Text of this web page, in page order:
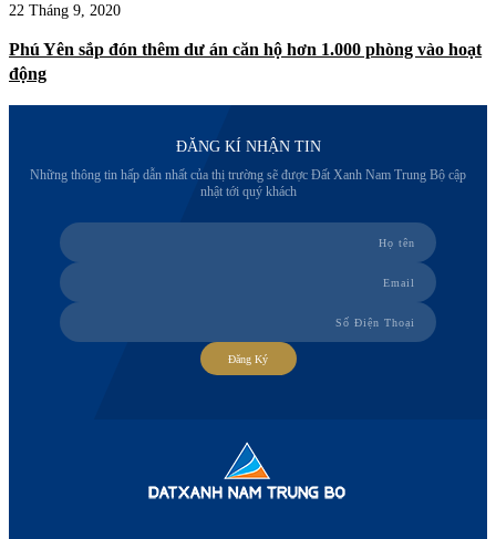
22 Tháng 9, 2020
Phú Yên sắp đón thêm dư án căn hộ hơn 1.000 phòng vào hoạt
động
ĐĂNG KÍ NHẬN TIN
Những thông tin hấp dẫn nhất của thị trường sẽ được Đất Xanh Nam Trung Bộ cập
nhật tới quý khách
Đăng Ký